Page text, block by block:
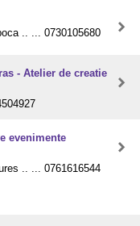
.. ... 0730105680
- Atelier de creatie
evenimente
.. ... 0761616544